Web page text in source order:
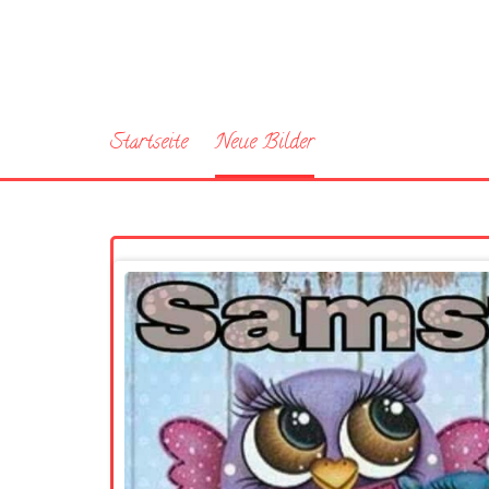
Startseite Neue Bilder